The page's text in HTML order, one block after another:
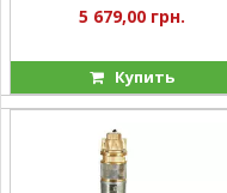
5 679,00 грн.
Купить